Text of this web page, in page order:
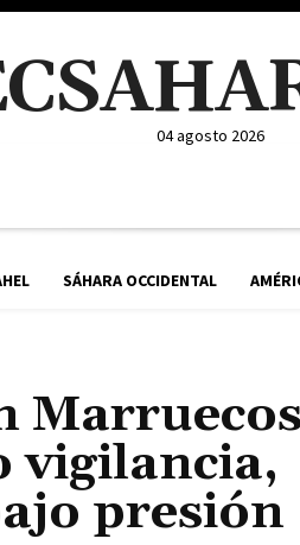
04 agosto 2026
SÁHARA OCCIDENTAL
vigilancia,
presión